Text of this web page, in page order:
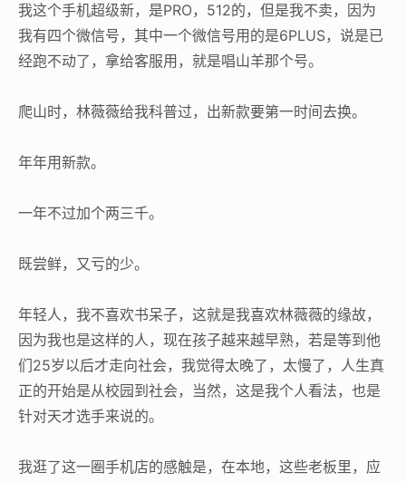
我这个手机超级新，是PRO，512的，但是我不卖，因为
我有四个微信号，其中一个微信号用的是6PLUS，说是已
经跑不动了，拿给客服用，就是唱山羊那个号。
爬山时，林薇薇给我科普过，出新款要第一时间去换。
年年用新款。
一年不过加个两三千。
既尝鲜，又亏的少。
年轻人，我不喜欢书呆子，这就是我喜欢林薇薇的缘故，
因为我也是这样的人，现在孩子越来越早熟，若是等到他
们25岁以后才走向社会，我觉得太晚了，太慢了，人生真
正的开始是从校园到社会，当然，这是我个人看法，也是
针对天才选手来说的。
我逛了这一圈手机店的感触是，在本地，这些老板里，应